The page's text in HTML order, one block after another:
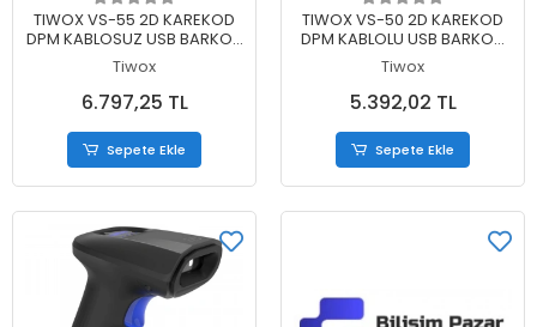
Sepete Ekle
TIWOX VS-55 2D KAREKOD
DPM KABLOSUZ USB BARKOD
OKUYUCU BATARYA+
CRADLE
Tiwox
6.797,25 TL
Sepete Ekle
Sepete Ekle
TIWOX VS-50 2D KAREKOD
DPM KABLOLU USB BARKOD
OKUYUCU + STAND
Tiwox
5.392,02 TL
Sepete Ekle